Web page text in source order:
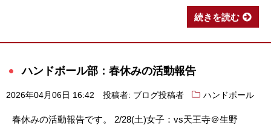
続きを読む
ハンドボール部：春休みの活動報告
2026年04月06日 16:42 投稿者: ブログ投稿者 ハンドボール
春休みの活動報告です。 2/28(土)女子：vs天王寺＠生野